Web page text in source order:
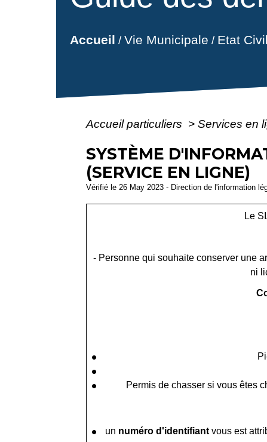
Accueil /Vie Municipale / Etat
Accueil particuliers > Services en
SYSTÈME
(SERVICE EN LIGNE)
Vérifié le 26 May 2023 - Direction de l'information
Le
- Personne qui souhaite conserver une
ni
Permis de chasser si vous êtes
un numéro d'identifiant vous est